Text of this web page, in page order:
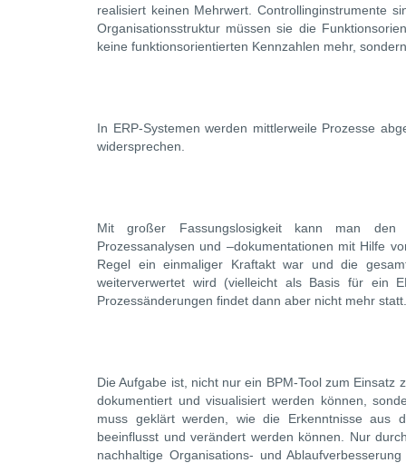
realisiert keinen Mehrwert. Controllinginstrumente
Organisationsstruktur müssen sie die
keine funktionsorientierten Kennzahlen mehr,
In ERP-Systemen werden mittlerweile Prozesse
widersprechen.
Mit großer Fassungslosigkeit kann man den
Prozessanalysen und –dokumentationen mit Hilfe
Regel ein einmaliger Kraftakt war und die
weiterverwertet wird (vielleicht als Basis für ein
Prozessänderungen findet dann aber nicht mehr
Die Aufgabe ist, nicht nur ein BPM-Tool zum
dokumentiert und visualisiert werden können,
muss geklärt werden, wie die Erkenntnisse aus
beeinflusst und verändert werden können. Nur
nachhaltige Organisations- und